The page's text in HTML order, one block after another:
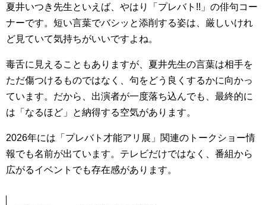
夏井いつき先生といえば、やはり「プレバト!!」の俳句コー
ナーです。短い言葉でバシッと添削する姿は、厳しいけれ
ど見ていて気持ちがいいですよね。
毒舌に見えることもありますが、夏井先生の言葉は相手を
ただ傷つけるものではなく、句をどう良くするかに向かっ
ています。だから、出演者が一度落ち込んでも、最終的に
は「なるほど」と納得する空気があります。
2026年には「プレバト才能アリ展」関連のトークショー情
報でも名前が出ています。テレビだけではなく、番組から
広がるイベントでも存在感があります。